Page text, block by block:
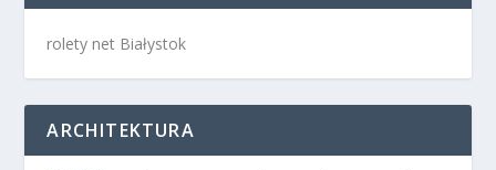
rolety net Białystok
ARCHITEKTURA